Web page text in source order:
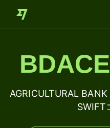
AGRICULTURAL
SWIFT